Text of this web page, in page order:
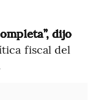
dijo
fiscal del